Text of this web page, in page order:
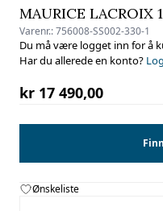
MAURICE LACROIX
Varenr.:756008-SS002-330-1
Du må være logget inn for å
Har du allerede en konto?
kr 17 490,00
Ønskeliste